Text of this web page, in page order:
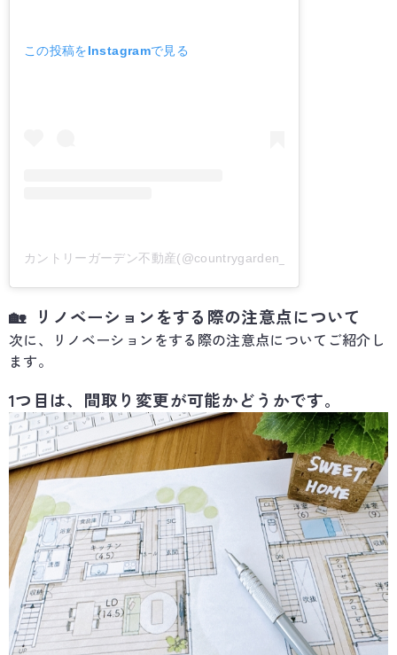
この投稿をInstagramで見る
カントリーガーデン不動産(@countrygarden_fudosan_official)
🏡 リノベーションをする際の注意点について
次に、リノベーションをする際の注意点についてご紹介し
ます。
1つ目は、間取り変更が可能かどうかです。